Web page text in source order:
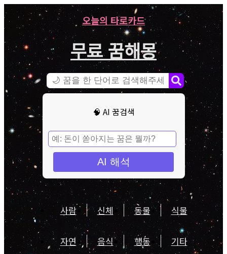
오늘의 타로카드
무료 꿈해몽
🧠 AI 꿈검색
AI 해석
사람 신체 동물 식물
자연 음식 행동 기타